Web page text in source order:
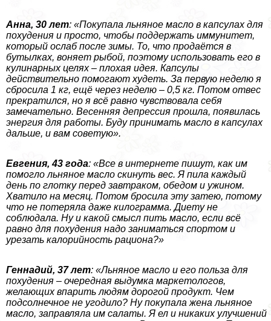
Анна, 30 лет: «Покупала льняное масло в капсулах для
похудения и просто, чтобы поддержать иммунитет,
который ослаб после зимы. То, что продаётся в
бутылках, воняет рыбой, поэтому использовать его в
кулинарных целях – плохая идея. Капсулы
действительно помогают худеть. За первую неделю я
сбросила 1 кг, ещё через неделю – 0,5 кг. Потом отвес
прекратился, но я всё равно чувствовала себя
замечательно. Весенняя депрессия прошла, появилась
энергия для работы. Буду принимать масло в капсулах
дальше, и вам советую».
Евгения, 43 года: «Все в интернете пишут, как им
помогло льняное масло скинуть вес. Я пила каждый
день по глотку перед завтpaком, обедом и ужином.
Хватило на месяц. Потом бросила эту затею, потому
что не потеряла даже килограмма. Диету не
соблюдала. Ну и какой смысл пить масло, если всё
равно для похудения надо заниматься спортом и
урезать калорийность рациона?»
Геннадий, 37 лет: «Льняное масло и его польза для
похудения – очередная выдумка маркетологов,
желающих впарить людям дорогой продукт. Чем
подсолнечное не угодило? Ну покупала жена льняное
масло, заправляла им салаты. Я ел и никаких улучшений